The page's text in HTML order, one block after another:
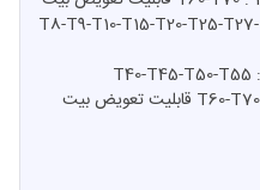
سایز آلن بکسی سوراخدار درایو 1/4 : T8-T9-T10-T15-T20-T25-T27-